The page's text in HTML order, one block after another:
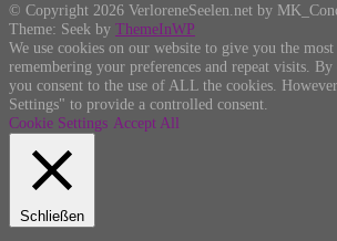
© Copyright 2026 VerloreneSeelen.net by
Theme: Seek by ThemeInWP
We use cookies on our website to give you the
remembering your preferences and repeat visits.
you consent to the use of ALL the cookies.
Settings" to provide a controlled consent.
Cookie Settings Accept All
Schließen